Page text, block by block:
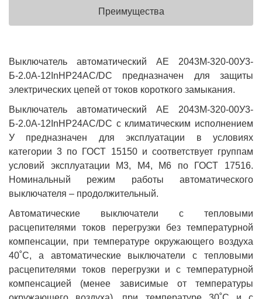
Преимущества
Выключатель автоматический АЕ 2043М-320-00У3-
Б-2.0А-12InНР24AC/DC предназначен для защиты
электрических цепей от токов короткого замыкания.
Выключатель автоматический АЕ 2043М-320-00У3-
Б-2.0А-12InНР24AC/DC с климатическим исполнением
У предназначен для эксплуатации в условиях
категории 3 по ГОСТ 15150 и соответствует группам
условий эксплуатации М3, М4, М6 по ГОСТ 17516.
Номинальный режим работы автоматического
выключателя – продолжительный.
Автоматические выключатели с тепловыми
расцепителями токов перегрузки без температурной
компенсации, при температуре окружающего воздуха
40˚С, а автоматические выключатели с тепловыми
расцепителями токов перегрузки и с температурной
компенсацией (менее зависимые от температуры